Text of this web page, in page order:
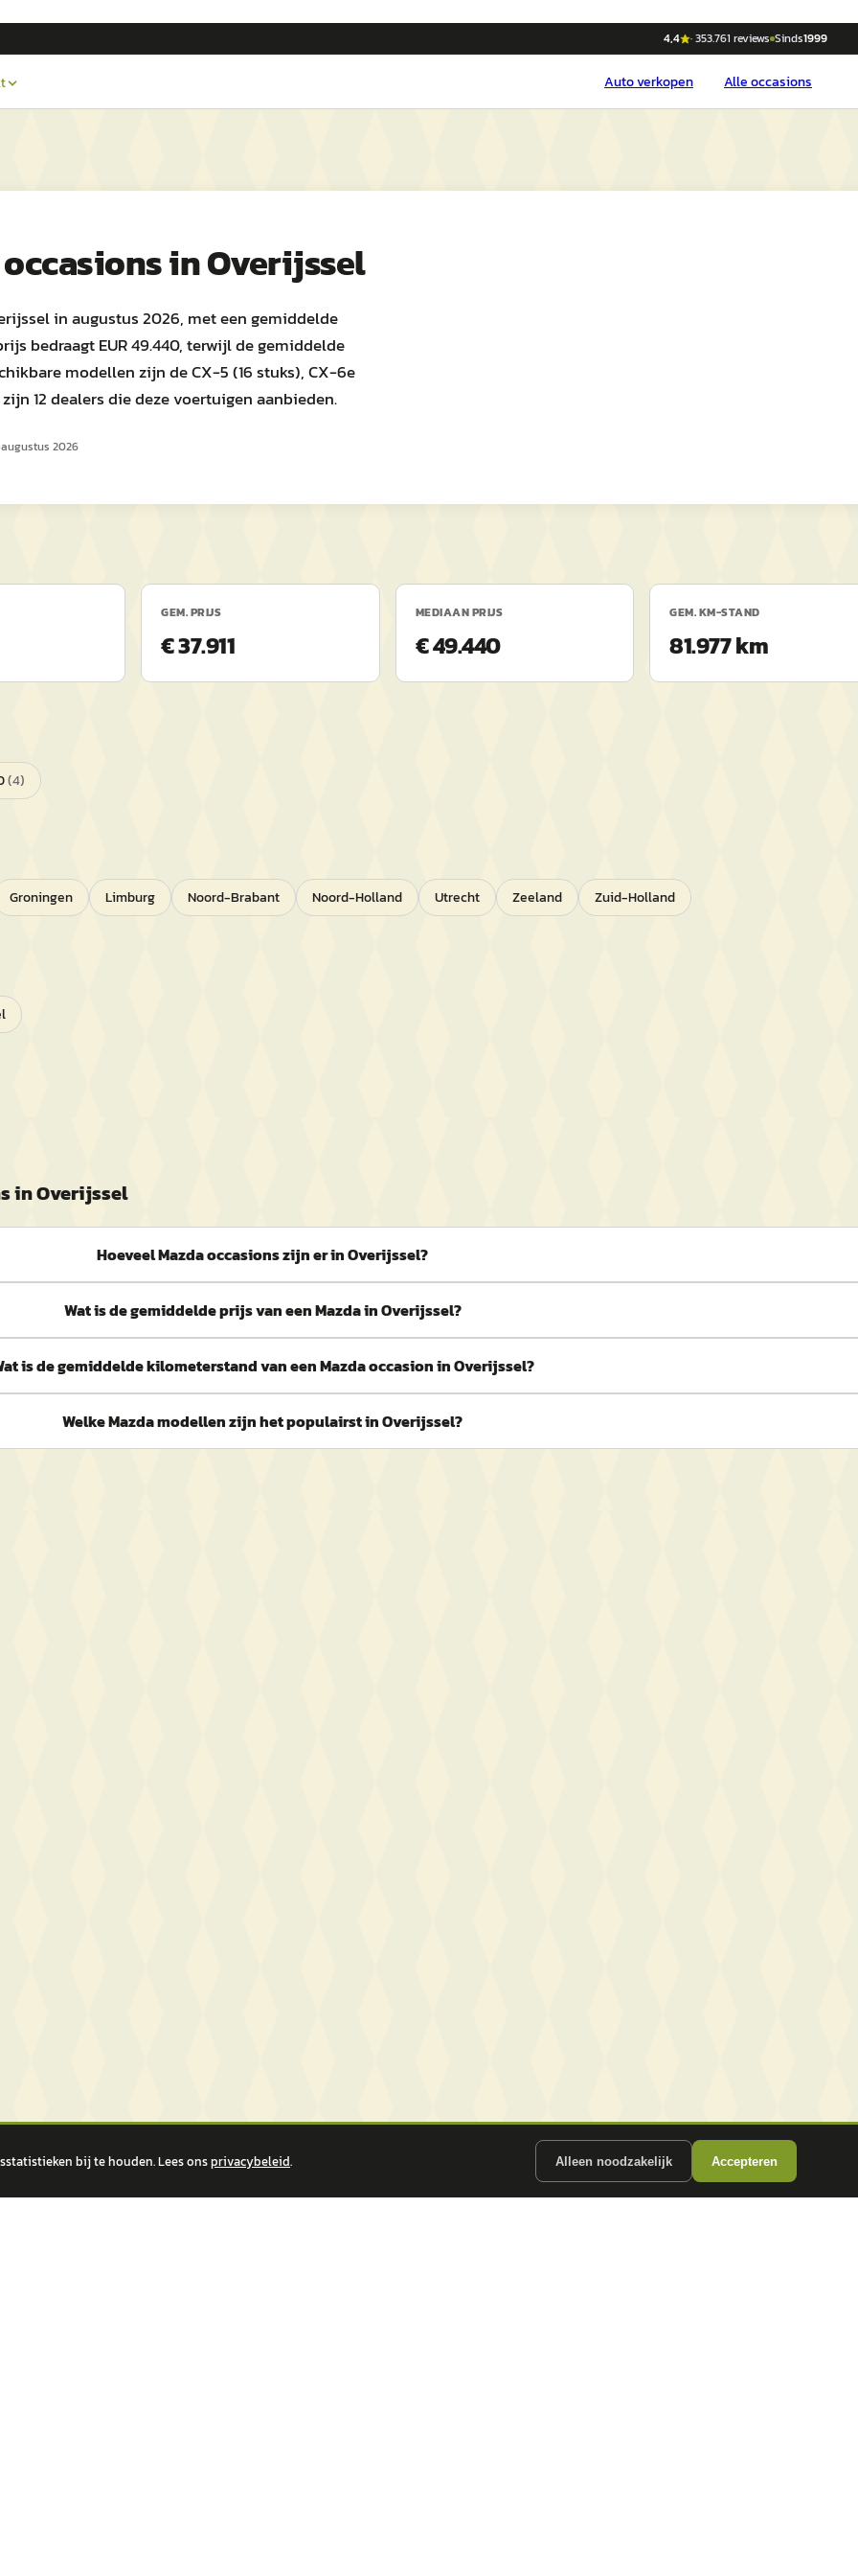
4,4 ·353.761 reviews Sinds1999
Autoverkopen Alle occasions
occasions inOverijssel
in augustus 2026, met een gemiddelde
bedraagt EUR 49.440, terwijl de gemiddelde
modellen zijn de CX-5 (16 stuks), CX-6e
12 dealers die deze voertuigen aanbieden.
augustus 2026
GEM. PRIJS
€ 37.911
MEDIAAN PRIJS
€ 49.440
GEM. KM-STAND
81.977 km
(4)
Groningen Limburg Noord-Brabant Noord-Holland Utrecht Zeeland Zuid-Holland
inOverijssel
Hoeveel Mazda occasions zijn er in Overijssel?
Wat is de gemiddelde prijs van een Mazda in Overijssel?
is de gemiddelde kilometerstand van een Mazda occasion in Overijssel?
Welke Mazda modellen zijn het populairst in Overijssel?
bij te houden. Lees onsprivacybeleid. Alleen noodzakelijk Accepteren